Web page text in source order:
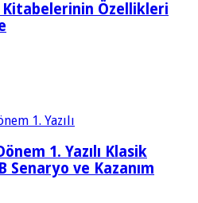
Özellikleri
1. Yazılı Klasik
Senaryo ve Kazanım